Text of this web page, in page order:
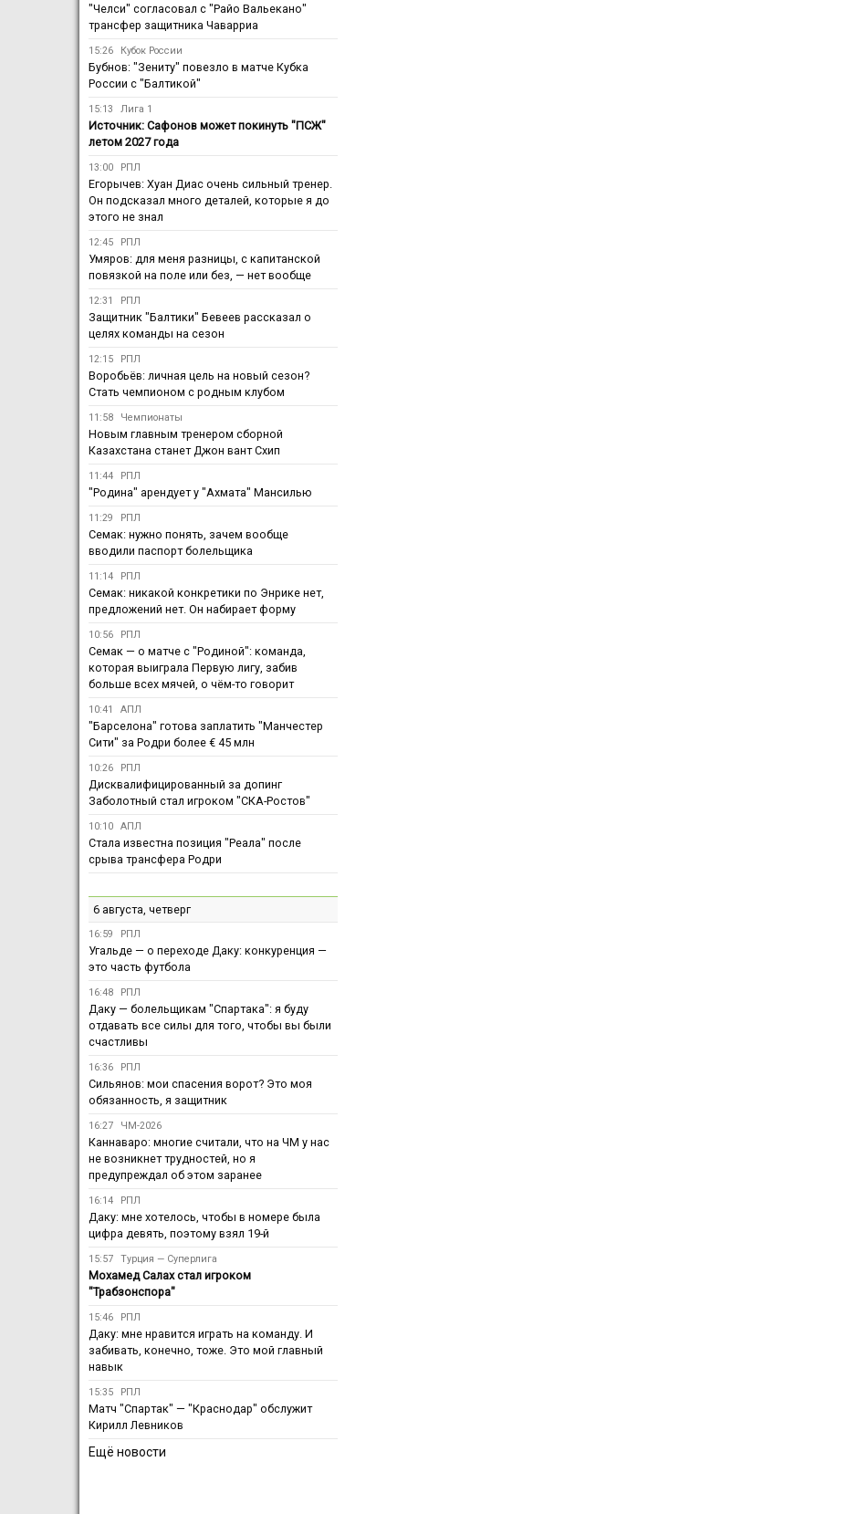
"Челси" согласовал с "Райо Вальекано"
трансфер защитника Чаварриа
15:26 Кубок России
Бубнов: "Зениту" повезло в матче Кубка
России с "Балтикой"
15:13 Лига 1
Источник: Сафонов может покинуть "ПСЖ"
летом 2027 года
13:00 РПЛ
Егорычев: Хуан Диас очень сильный тренер.
Он подсказал много деталей, которые я до
этого не знал
12:45 РПЛ
Умяров: для меня разницы, с капитанской
повязкой на поле или без, — нет вообще
12:31 РПЛ
Защитник "Балтики" Бевеев рассказал о
целях команды на сезон
12:15 РПЛ
Воробьёв: личная цель на новый сезон?
Стать чемпионом с родным клубом
11:58 Чемпионаты
Новым главным тренером сборной
Казахстана станет Джон вант Схип
11:44 РПЛ
"Родина" арендует у "Ахмата" Мансилью
11:29 РПЛ
Семак: нужно понять, зачем вообще
вводили паспорт болельщика
11:14 РПЛ
Семак: никакой конкретики по Энрике нет,
предложений нет. Он набирает форму
10:56 РПЛ
Семак — о матче с "Родиной": команда,
которая выиграла Первую лигу, забив
больше всех мячей, о чём-то говорит
10:41 АПЛ
"Барселона" готова заплатить "Манчестер
Сити" за Родри более € 45 млн
10:26 РПЛ
Дисквалифицированный за допинг
Заболотный стал игроком "СКА-Ростов"
10:10 АПЛ
Стала известна позиция "Реала" после
срыва трансфера Родри
6 августа, четверг
16:59 РПЛ
Угальде — о переходе Даку: конкуренция —
это часть футбола
16:48 РПЛ
Даку — болельщикам "Спартака": я буду
отдавать все силы для того, чтобы вы были
счастливы
16:36 РПЛ
Сильянов: мои спасения ворот? Это моя
обязанность, я защитник
16:27 ЧМ-2026
Каннаваро: многие считали, что на ЧМ у нас
не возникнет трудностей, но я
предупреждал об этом заранее
16:14 РПЛ
Даку: мне хотелось, чтобы в номере была
цифра девять, поэтому взял 19-й
15:57 Турция — Суперлига
Мохамед Салах стал игроком
"Трабзонспора"
15:46 РПЛ
Даку: мне нравится играть на команду. И
забивать, конечно, тоже. Это мой главный
навык
15:35 РПЛ
Матч "Спартак" — "Краснодар" обслужит
Кирилл Левников
Ещё новости